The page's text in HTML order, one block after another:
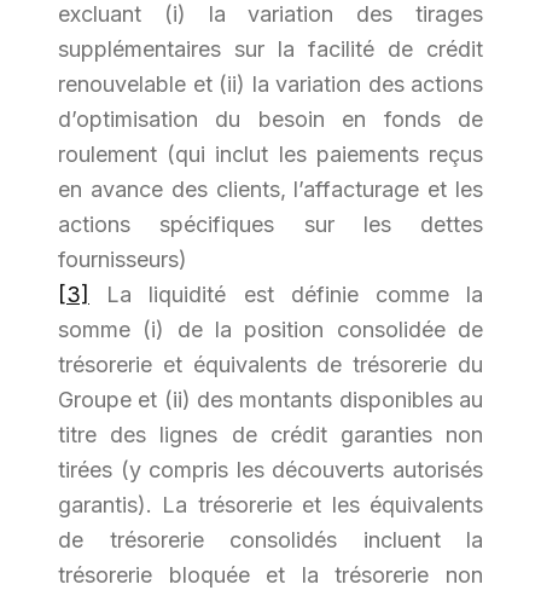
excluant (i) la variation des tirages
supplémentaires sur la facilité de crédit
renouvelable et (ii) la variation des actions
d’optimisation du besoin en fonds de
roulement (qui inclut les paiements reçus
en avance des clients, l’affacturage et les
actions spécifiques sur les dettes
fournisseurs)
[3]
La liquidité est définie comme la
somme (i) de la position consolidée de
trésorerie et équivalents de trésorerie du
Groupe et (ii) des montants disponibles au
titre des lignes de crédit garanties non
tirées (y compris les découverts autorisés
garantis). La trésorerie et les équivalents
de trésorerie consolidés incluent la
trésorerie bloquée et la trésorerie non